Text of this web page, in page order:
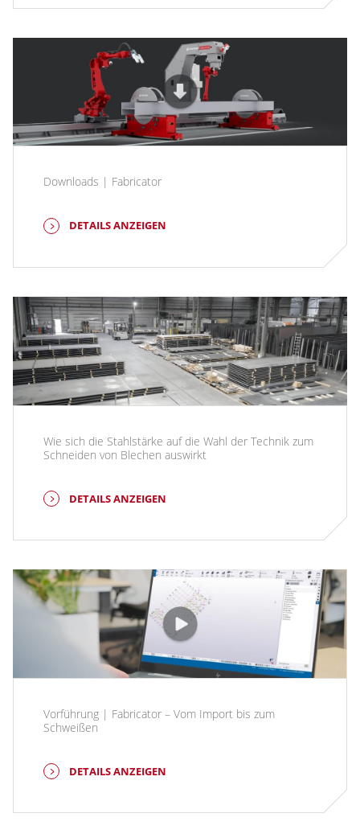
Downloads | Fabricator
DETAILS ANZEIGEN
Wie sich die Stahlstärke auf die Wahl der Technik zum
Schneiden von Blechen auswirkt
DETAILS ANZEIGEN
Vorführung | Fabricator – Vom Import bis zum
Schweißen
DETAILS ANZEIGEN